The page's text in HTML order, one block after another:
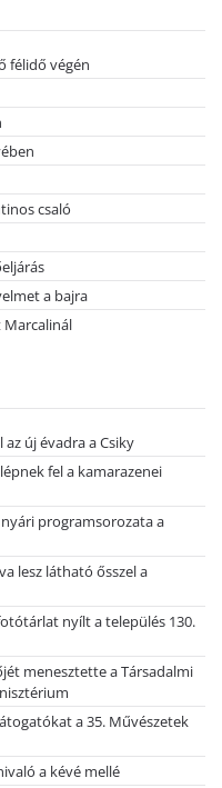
félidő végén
csaló
a bajra
az új évadra a Csiky
fel a kamarazenei
programsorozata a
lesz látható ősszel a
nyílt a település 130.
menesztette a Társadalmi
a 35. Művészetek
a kévé mellé